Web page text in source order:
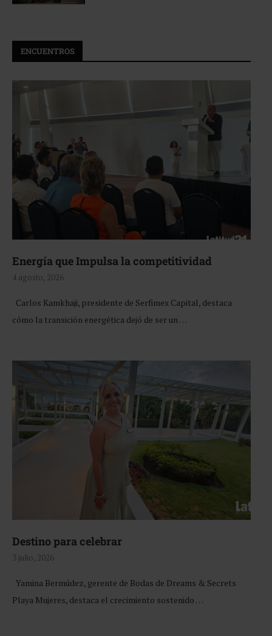
ENCUENTROS
Energía que Impulsa la competitividad
4 agosto, 2026
Carlos Kamkhaji, presidente de Serfimex Capital, destaca
cómo la transición energética dejó de ser un …
Destino para celebrar
3 julio, 2026
Yamina Bermúdez, gerente de Bodas de Dreams & Secrets
Playa Mujeres, destaca el crecimiento sostenido …